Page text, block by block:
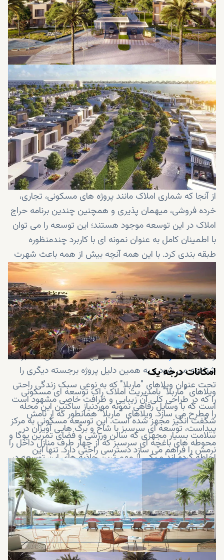
ای بسیار مُدرن و درعین حال آرامش بخش طراحی شده
است تا با محیط اطراف سِنخیت داشته باشد.همه افرادیکه
در منطقه هستند بخوبی می دانند که "حیات آیلند" یک
پروژه توسعه تفریحی- مسکونی چندین میلیون دلاریست که
در بهترین موقعیت در یکی از تجاری ترین و معروفترین مکان
های امارت " رأس الخیمه" یعنی "میناء العرب" بنا شده
است.
از آنجا که شماری املاک مانند پروژه های مسکونی، تجاری،
خرده فروشی، میهمان پذیری و همچنین چندین برنامه حراج
املاک در این توسعه موجود هستند؛ این توسعه را می توان
با اطمینان کامل به عنوان نمونه ای با کاربرد چندمنظوره
طبقه بندی کرد. با این همه آنچه بیش از همه باعث شهرت
و محبوبیت این توسعه شده، عرضه املاک مسکونی و عملی
کردن وعده های خود در ارایه سبک زندگی مرفه به ساکنین
است. ویلاها همه با ظرافت بی نقصی طراحی شده اند به
گونه ای که شیوه زندگی انزواطلب و جزیره مانند اما درعین
حال کلان شهری را که از ایده اصلی توسعه این محله
مسکونی پشتیبانی می کند بخوبی منعکس می سازد. املاک
ومستغلات راکسالهاست که در این صنعت نامی معتبر
شناخته می شود و به همین دلیل پروژه برجسته دیگری را
تحت عنوان ویلاهای "ماربلا" که به نوعی سبک زندگی راحتی
را که در طراحی کلی آن زیبایی و ظرافت خاصی مشهود است
را مطرح می سازد. ویلاهای "ماربلا" همانطور که ار نامش
پیداست، توسعه ای سرسبز با شاخ و برگ هایی آویزان در
محوطه های باغچه ای سرسبز که از چهار طرف منازل داخل را
احاطه کرده اند و یکی از مهم ترین جاذبه های این توسعه در
این خلاصه می شود که منازل لوکس مزبور با قیمت هایی
بسیار مناسب و برنامه های پرداخت آسان در دسترس قرار می
گیرند. این ویلاها و تاون هاوس ها با ظرافت تمام طبق سبک
و سیاق کلان شهری ساخته شده اند اما در عین حال از
رویکرد شیوه زندگی انزواطلبانه و جزیره ای که ایده اصلی این
توسعه مسکونی یعنی "حیات آیلند" در "میناء العرب" واقع
امکانات درجه یک
ویلاهای "ماربلا" بامدیریت املاک راک توسعه ای مسکونی
است که با وسایل رفاهی نمونه موردنیاز ساکنین این محله
شگفت انگیز مجهز شده است. این توسعه مسکونی به مرکز
سلامت بسیار مجهزی که سالن ورزشی و فضای تمرین یوگا و
نرمش را فراهم می سازد دسترسی راحتی دارد. تنها این
نیست، با وجود پارک های سرسبز اطراف این محله حس
خوبی را در فضا می پَراکَند. همچنین، محوطه بازی اختصاصی
برای کودکان که بخش های بازی آن بخوبی مورد مطالعه قرار
گرفته در این منطقه نیز یافت می شود. بعلاوه، تمام این
ویلاها و تاون هاوس ها با استخرهای شنای بزرگ اختصای و
مجزای برای زنان و مردان در قلمرو توسعه ویلاهای "ماربلا"
درکنار زمین تنیس تجهیز شده اند. بدین ترتیب، ویلاهای